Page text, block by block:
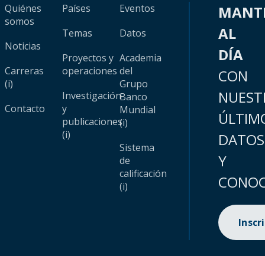
Quiénes
somos
Noticias
Carreras
(i)
Contacto
Países
Temas
Proyectos y
operaciones
Investigación
y
publicaciones
(i)
Eventos
Datos
Academia
del
Grupo
Banco
Mundial
(i)
Sistema
de
calificación
(i)
AL
DÍA
CON
DATOS
Y